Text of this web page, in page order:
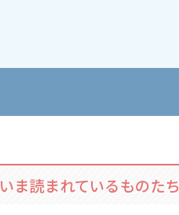
いま読まれているものたち